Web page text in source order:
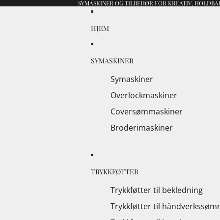
SYMASKINER OG TILBEHØR FOR KREATIV,
HJEM
SYMASKINER
Symaskiner
Overlockmaskiner
Coversømmaskiner
Broderimaskiner
TRYKKFØTTER
Trykkføtter til bekledning
Trykkføtter til